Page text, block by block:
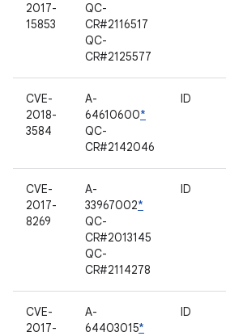
2017-
15853
QC-
CR#2116517
QC-
CR#2125577
CVE-
2018-
3584
A-
64610600*
QC-
CR#2142046
ID
CVE-
2017-
8269
A-
33967002*
QC-
CR#2013145
QC-
CR#2114278
ID
CVE-
2017-
A-
64403015*
ID